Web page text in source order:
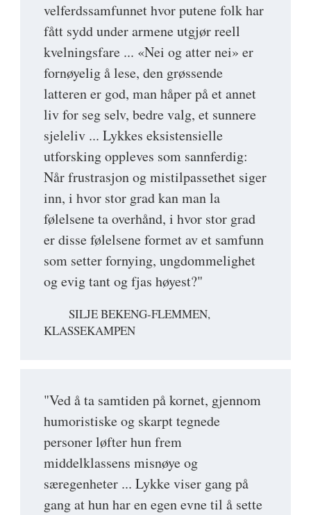
velferdssamfunnet hvor putene folk har
fått sydd under armene utgjør reell
kvelningsfare ... «Nei og atter nei» er
fornøyelig å lese, den grøssende
latteren er god, man håper på et annet
liv for seg selv, bedre valg, et sunnere
sjeleliv ... Lykkes eksistensielle
utforsking oppleves som sannferdig:
Når frustrasjon og mistilpassethet siger
inn, i hvor stor grad kan man la
følelsene ta overhånd, i hvor stor grad
er disse følelsene formet av et samfunn
som setter fornying, ungdommelighet
og evig tant og fjas høyest?"
SILJE BEKENG-FLEMMEN,
KLASSEKAMPEN
"Ved å ta samtiden på kornet, gjennom
humoristiske og skarpt tegnede
personer løfter hun frem
middelklassens misnøye og
særegenheter ... Lykke viser gang på
gang at hun har en egen evne til å sette